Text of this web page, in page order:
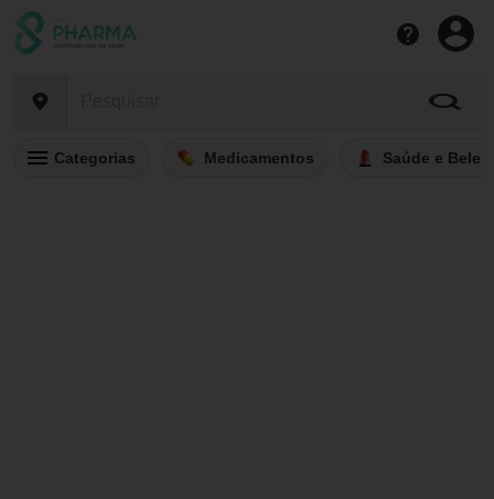
Categorias Medicamentos Saúde e